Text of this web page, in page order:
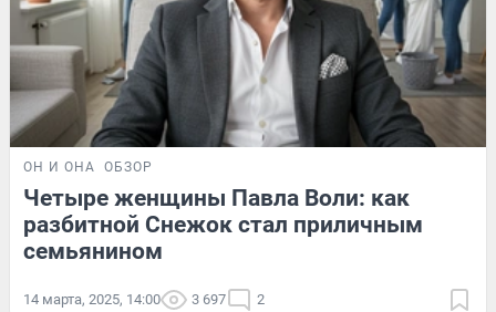
ОН И ОНА ОБЗОР
Четыре женщины Павла Воли: как
разбитной Снежок стал приличным
семьянином
14 марта, 2025, 14:00 3 697 2